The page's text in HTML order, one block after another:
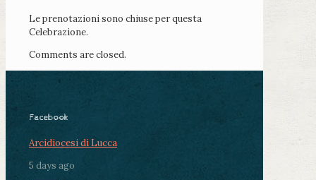
Le prenotazioni sono chiuse per questa
Celebrazione.
Comments are closed.
Facebook
Arcidiocesi di Lucca
5 days ago